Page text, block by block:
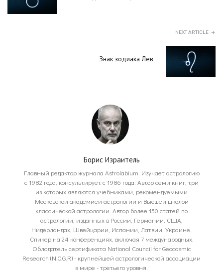
NEXT ARTICLE
Знак зодиака Лев
Борис Израитель
Главный редактор журнала Astrolabium. Изучает астрологию
с 1982 года, консультирует с 1986 года. Автор семи книг, три
из которых являются учебниками, рекомендуемыми
Московской академией астрологии и Высшей школой
классической астрологии. Автор более 150 статей по
астрологии, изданных в России, Германии, США,
Нидерландах, Швейцарии, Испании, Латвии, Украине.
Спикер на 24 конференциях, включая 7 международных.
Обладатель сертификата National Council for Geocosmic
Research (N.C.G.R) - крупнейшей астрологической ассоциации
в мире - третьего уровня.